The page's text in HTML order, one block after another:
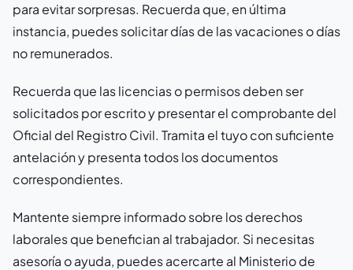
para evitar sorpresas. Recuerda que, en última
instancia, puedes solicitar días de las vacaciones o días
no remunerados.
Recuerda que las licencias o permisos deben ser
solicitados por escrito y presentar el comprobante del
Oficial del Registro Civil. Tramita el tuyo con suficiente
antelación y presenta todos los documentos
correspondientes.
Mantente siempre informado sobre los derechos
laborales que benefician al trabajador. Si necesitas
asesoría o ayuda, puedes acercarte al Ministerio de